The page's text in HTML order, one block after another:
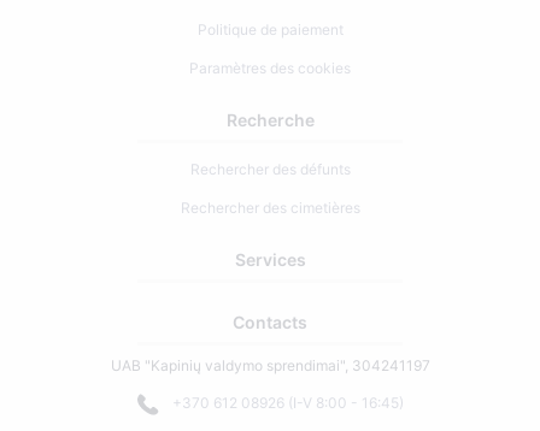
Politique de paiement
Paramètres des cookies
Recherche
Rechercher des défunts
Rechercher des cimetières
Services
Contacts
UAB "Kapinių valdymo sprendimai", 304241197
+370 612 08926 (I-V 8:00 - 16:45)